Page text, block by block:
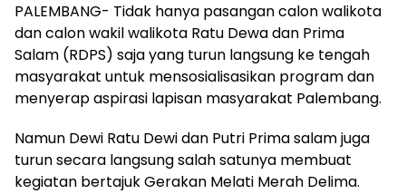
PALEMBANG- Tidak hanya pasangan calon walikota
dan calon wakil walikota Ratu Dewa dan Prima
Salam (RDPS) saja yang turun langsung ke tengah
masyarakat untuk mensosialisasikan program dan
menyerap aspirasi lapisan masyarakat Palembang.
Namun Dewi Ratu Dewi dan Putri Prima salam juga
turun secara langsung salah satunya membuat
kegiatan bertajuk Gerakan Melati Merah Delima.